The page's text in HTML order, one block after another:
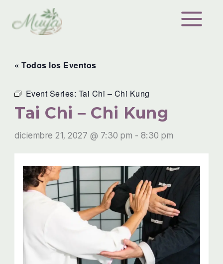
contenido
« Todos los Eventos
Event Series: Tai Chi – Chi Kung
Tai Chi – Chi Kung
diciembre 21, 2027 @ 7:30 pm - 8:30 pm